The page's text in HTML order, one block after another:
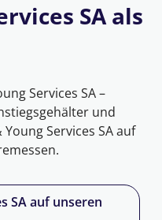
SA als
Services SA –
und
Services SA auf
SA auf unseren